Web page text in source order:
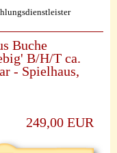
Buche
B/H/T ca.
- Spielhaus,
249,00 EUR